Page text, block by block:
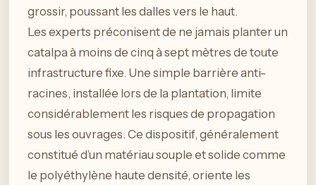
grossir, poussant les dalles vers le haut.
Les experts préconisent de ne jamais planter un
catalpa à moins de cinq à sept mètres de toute
infrastructure fixe. Une simple barrière anti-
racines, installée lors de la plantation, limite
considérablement les risques de propagation
sous les ouvrages. Ce dispositif, généralement
constitué d’un matériau souple et solide comme
le polyéthylène haute densité, oriente les